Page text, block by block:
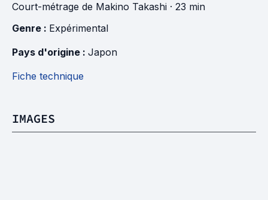
Court-métrage de Makino Takashi · 23 min
Genre : Expérimental
Pays d'origine : Japon
Fiche technique
IMAGES